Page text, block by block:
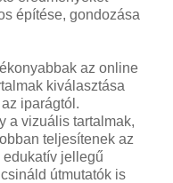
építése, gondozása
az online
kiválasztása
iparágtól.
a vizuális tartalmak,
teljesítenek az
jellegű
útmutatók is